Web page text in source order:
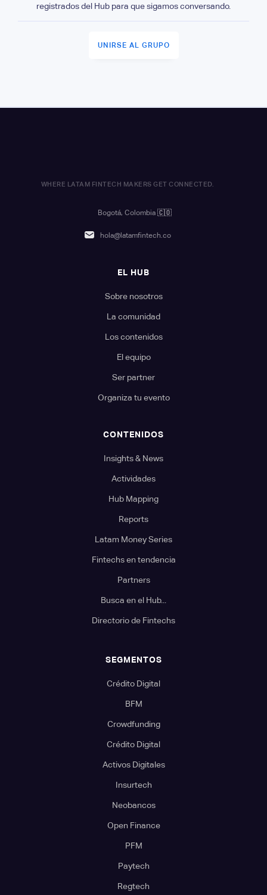
registrados del Hub para que sigamos conversando.
UNIRSE AL GRUPO
WHERE LATAM FINTECH MAKERS GET CONNECTED.
Bogotá, Colombia 🇨🇴
hola@latamfintech.co
EL HUB
Sobre nosotros
La comunidad
Los contenidos
El equipo
Ser partner
Organiza tu evento
CONTENIDOS
Insights & News
Actividades
Hub Mapping
Reports
Latam Money Series
Fintechs en tendencia
Partners
Busca en el Hub...
Directorio de Fintechs
SEGMENTOS
Crédito Digital
BFM
Crowdfunding
Crédito Digital
Activos Digitales
Insurtech
Neobancos
Open Finance
PFM
Paytech
Regtech